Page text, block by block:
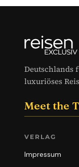
Deutschlands
luxuriöses
Meet the
VERLAG
Impressum